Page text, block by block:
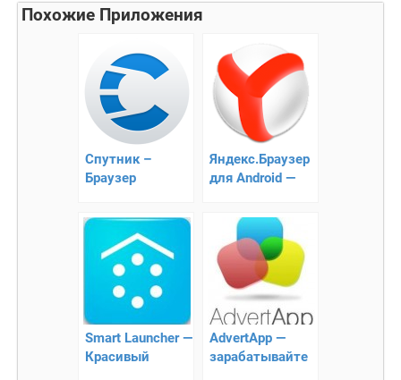
Похожие Приложения
Спутник –
Браузер
Яндекс.Браузер
для Android —
Smart Launcher —
Красивый
AdvertApp —
зарабатывайте